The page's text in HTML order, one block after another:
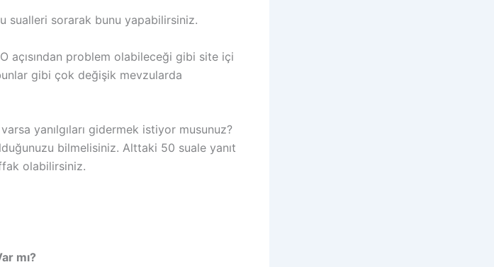
sualleri sorarak bunu yapabilirsiniz.
açısından problem olabileceği gibi site içi
gibi çok değişik mevzularda
yanılgıları gidermek istiyor musunuz?
bilmelisiniz. Alttaki 50 suale yanıt
olabilirsiniz.
mı?